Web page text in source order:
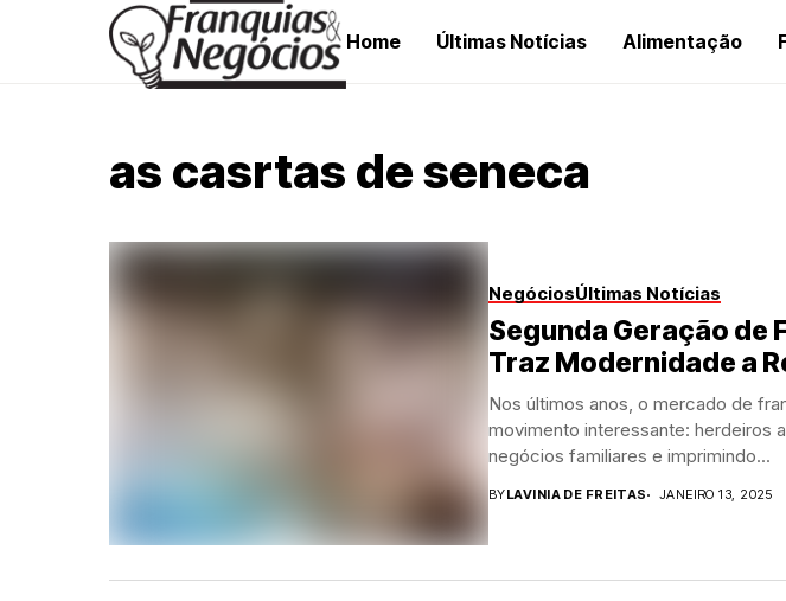
Home Últimas Notícias Alimentação
as casrtas de seneca
NegóciosÚltimas Notícias
Segunda Geração de
Traz Modernidade a
Nos últimos anos, o mercado de
movimento interessante: herdeiros
negócios familiares e imprimindo...
BYLAVINIA DE FREITAS JANEIRO 13, 2025